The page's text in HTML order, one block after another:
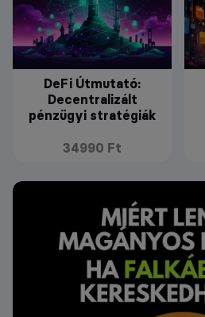
DeFi Útmutató:
Decentralizált
pénzügyi stratégiák
34990 Ft